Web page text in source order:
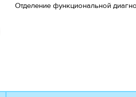
Отделение функциональной